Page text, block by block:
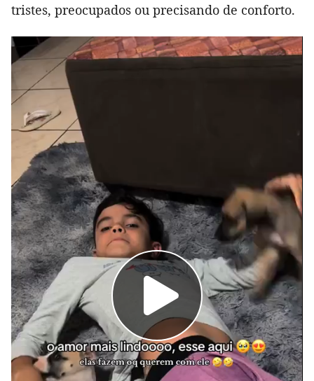
tristes, preocupados ou precisando de conforto.